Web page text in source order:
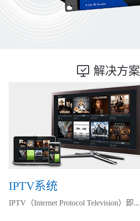
解决方案
IPTV系统
IPTV（Internet Protocol Television）即...